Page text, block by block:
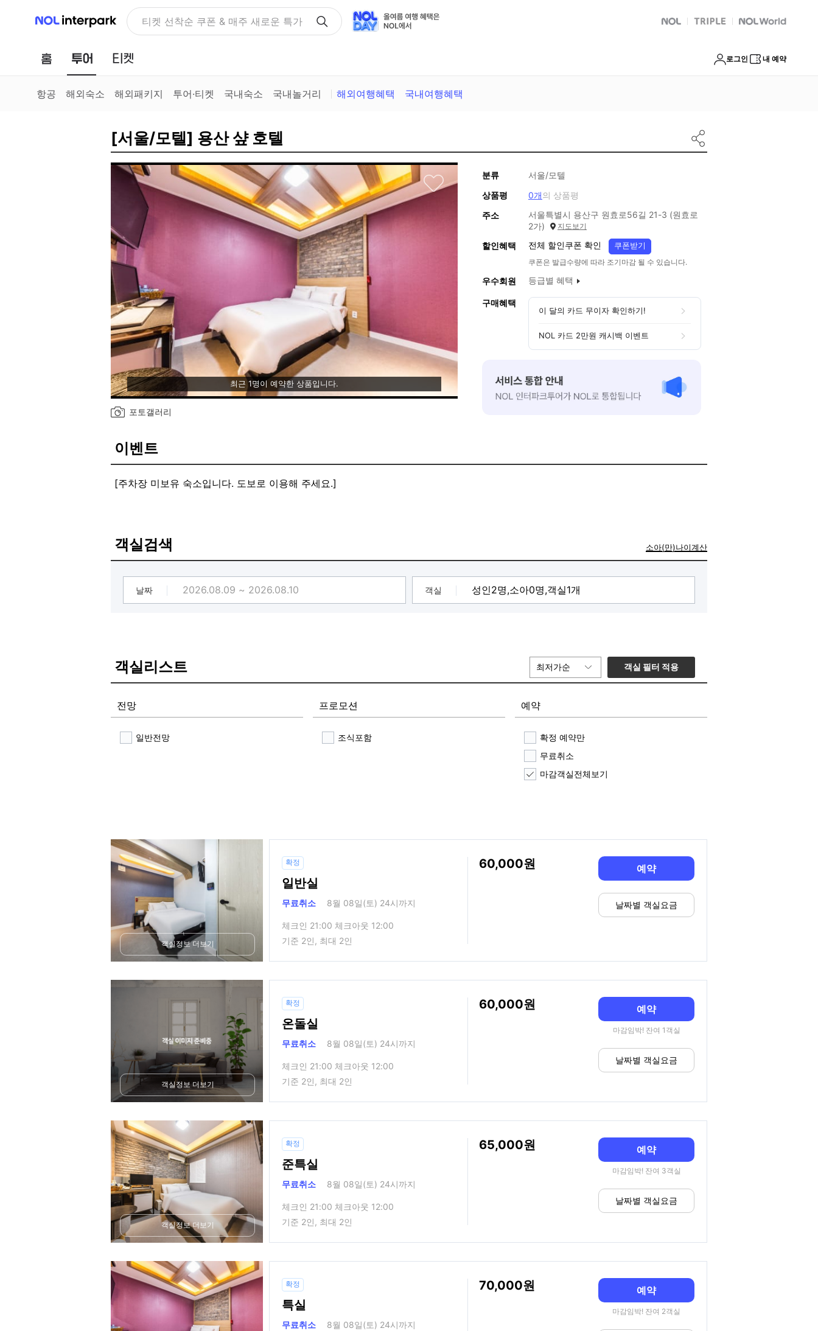
NOL 인터파크 NOLDAY, 최대 70% 여행 혜택 NOL 트리플 Global Interpark
홈 투어 로그인 내 예약
항공 해외숙소 해외패키지 투어·티켓 국내숙소 국내놀거리 해외여행혜택 국내여행혜택
[서울/모텔] 용산 샾 호텔
최근 1명이 예약한 상품입니다.
포토갤러리
분류
서울/모텔
상품평
0개의 상품평
주소
서울특별시 용산구 원효로56길 21-3 (원효로
2가)
지도보기
할인혜택 전체 할인쿠폰 확인 쿠폰받기
쿠폰은 발급수량에 따라 조기마감 될 수 있습니다.
우수회원 등급별 혜택
구매혜택
이 달의 카드 무이자 확인하기!
NOL 카드 2만원 캐시백 이벤트
이벤트
[주차장 미보유 숙소입니다. 도보로 이용해 주세요.]
객실검색 소아(만)나이계산
날짜 객실
객실리스트 최저가순 객실 필터 적용
전망
일반전망
프로모션
조식포함
예약
확정 예약만
무료취소
마감객실전체보기
객실정보 더보기
확정
일반실
무료취소 8월 08일(토) 24시까지
체크인 21:00 체크아웃 12:00
기준 2인, 최대 2인
60,000 예약
날짜별 객실요금
객실정보 더보기
확정
온돌실
무료취소 8월 08일(토) 24시까지
체크인 21:00 체크아웃 12:00
기준 2인, 최대 2인
60,000 예약
마감임박! 잔여 1객실
날짜별 객실요금
객실정보 더보기
확정
준특실
무료취소 8월 08일(토) 24시까지
체크인 21:00 체크아웃 12:00
기준 2인, 최대 2인
65,000 예약
마감임박! 잔여 3객실
날짜별 객실요금
확정
특실
무료취소 8월 08일(토) 24시까지
70,000 예약
마감임박! 잔여 2객실